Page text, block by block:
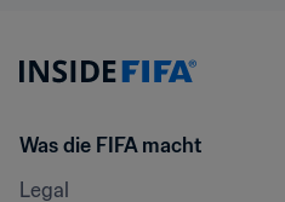
Was die FIFA macht
Legal